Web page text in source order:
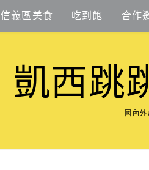
信義區美食 吃到飽 合作
凱西跳
國內